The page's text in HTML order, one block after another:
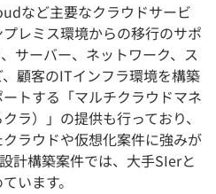
など主要なクラウドサービ
レミス環境からの移行のサポ
サーバー、ネットワーク、ス
顧客のITインフラ環境を構築
トする「マルチクラウドマネ
ラ）」の提供も行っており、
ラウドや仮想化案件に強みが
計構築案件では、大手SIerと
います。